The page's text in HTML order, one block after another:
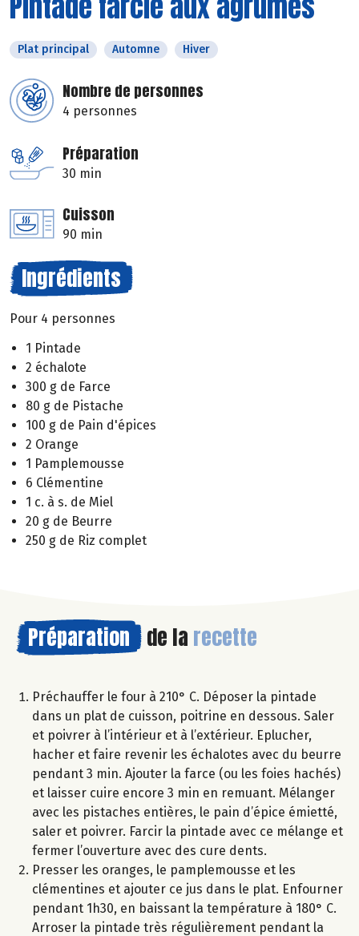
Plat principal Automne Hiver
Nombre de personnes
4 personnes
Préparation
30 min
Cuisson
90 min
Ingrédients
Pour 4 personnes
1 Pintade
2 échalote
300 g de Farce
80 g de Pistache
100 g de Pain d'épices
2 Orange
1 Pamplemousse
6 Clémentine
1 c. à s. de Miel
20 g de Beurre
250 g de Riz complet
Préparation de la recette
Préchauffer le four à 210° C. Déposer la pintade
dans un plat de cuisson, poitrine en dessous. Saler
et poivrer à l’intérieur et à l’extérieur. Eplucher,
hacher et faire revenir les échalotes avec du beurre
pendant 3 min. Ajouter la farce (ou les foies hachés)
et laisser cuire encore 3 min en remuant. Mélanger
avec les pistaches entières, le pain d’épice émietté,
saler et poivrer. Farcir la pintade avec ce mélange et
fermer l’ouverture avec des cure dents.
Presser les oranges, le pamplemousse et les
clémentines et ajouter ce jus dans le plat. Enfourner
pendant 1h30, en baissant la température à 180° C.
Arroser la pintade très régulièrement pendant la